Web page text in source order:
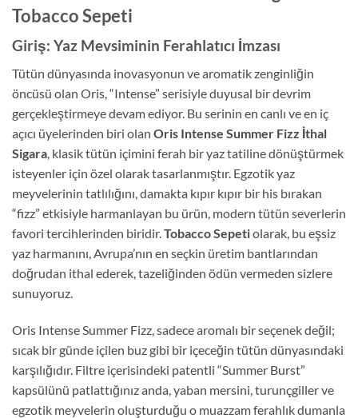
Tobacco Sepeti
Giriş: Yaz Mevsiminin Ferahlatıcı İmzası
Tütün dünyasında inovasyonun ve aromatik zenginliğin
öncüsü olan Oris, “Intense” serisiyle duyusal bir devrim
gerçekleştirmeye devam ediyor. Bu serinin en canlı ve en iç
açıcı üyelerinden biri olan Oris Intense Summer Fizz İthal
Sigara , klasik tütün içimini ferah bir yaz tatiline dönüştürmek
isteyenler için özel olarak tasarlanmıştır. Egzotik yaz
meyvelerinin tatlılığını, damakta kıpır kıpır bir his bırakan
“fizz” etkisiyle harmanlayan bu ürün, modern tütün severlerin
favori tercihlerinden biridir. Tobacco Sepetiolarak, bu eşsiz
yaz harmanını, Avrupa’nın en seçkin üretim bantlarından
doğrudan ithal ederek, tazeliğinden ödün vermeden sizlere
sunuyoruz.
Oris Intense Summer Fizz, sadece aromalı bir seçenek değil;
sıcak bir günde içilen buz gibi bir içeceğin tütün dünyasındaki
karşılığıdır. Filtre içerisindeki patentli “Summer Burst”
kapsülünü patlattığınız anda, yaban mersini, turunçgiller ve
egzotik meyvelerin oluşturduğu o muazzam ferahlık dumanla